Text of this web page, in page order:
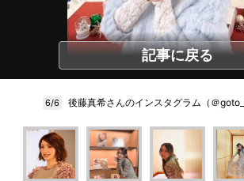
記事に戻る
6/6 後藤真希さんのインスタグラム（＠